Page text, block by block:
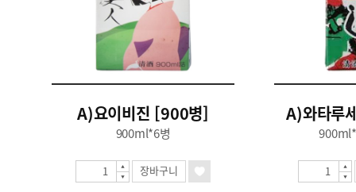
A)요이비진 [900병]
900ml*6병
장바구니
A)와타루